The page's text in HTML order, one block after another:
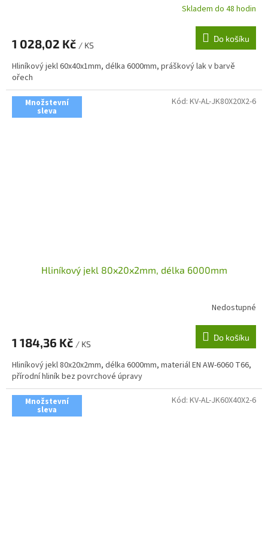
Skladem do 48 hodin
1 028,02 Kč / KS
Do košíku
Hliníkový jekl 60x40x1mm, délka 6000mm, práškový lak v barvě
ořech
Množstevní
sleva
Hliníkový jekl 80x20x2mm, délka 6000mm
Nedostupné
1 184,36 Kč / KS
Do košíku
Hliníkový jekl 80x20x2mm, délka 6000mm, materiál EN AW-6060 T66,
přírodní hliník bez povrchové úpravy
Kód: KV-AL-JK80X20X2-6
Množstevní
sleva
Kód: KV-AL-JK60X40X2-6